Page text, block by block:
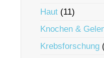
Haut (11)
Knochen &
Krebsforschung